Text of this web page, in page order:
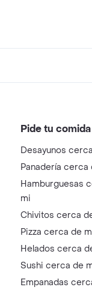
Pide tu
Desayunos
Panadería cerca
Hamburguesas
mi
Chivitos cerca
Pizza cerca de
Helados cerca
Sushi cerca de
Empanadas